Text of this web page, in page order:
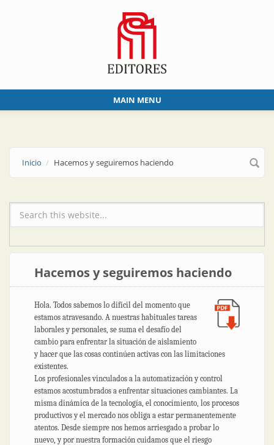
MAIN MENU
Inicio Hacemos y seguiremos haciendo
Formulario de búsqueda
Hacemos y seguiremos haciendo
Hola. Todos sabemos lo difícil del momento que
estamos atravesando. A nuestras habituales tareas
laborales y personales, se suma el desafío del
cambio para enfrentar la situación de aislamiento
y hacer que las cosas continúen activas con las limitaciones
existentes.
Los profesionales vinculados a la automatización y control
estamos acostumbrados a enfrentar situaciones cambiantes. La
misma dinámica de la tecnología, el conocimiento, los procesos
productivos y el mercado nos obliga a estar permanentemente
atentos. Desde siempre nos hemos arriesgado a probar lo
nuevo, y por nuestra formación cuidamos que el riesgo